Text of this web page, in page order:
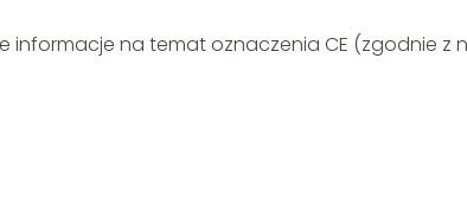
na temat oznaczenia CE (zgodnie z